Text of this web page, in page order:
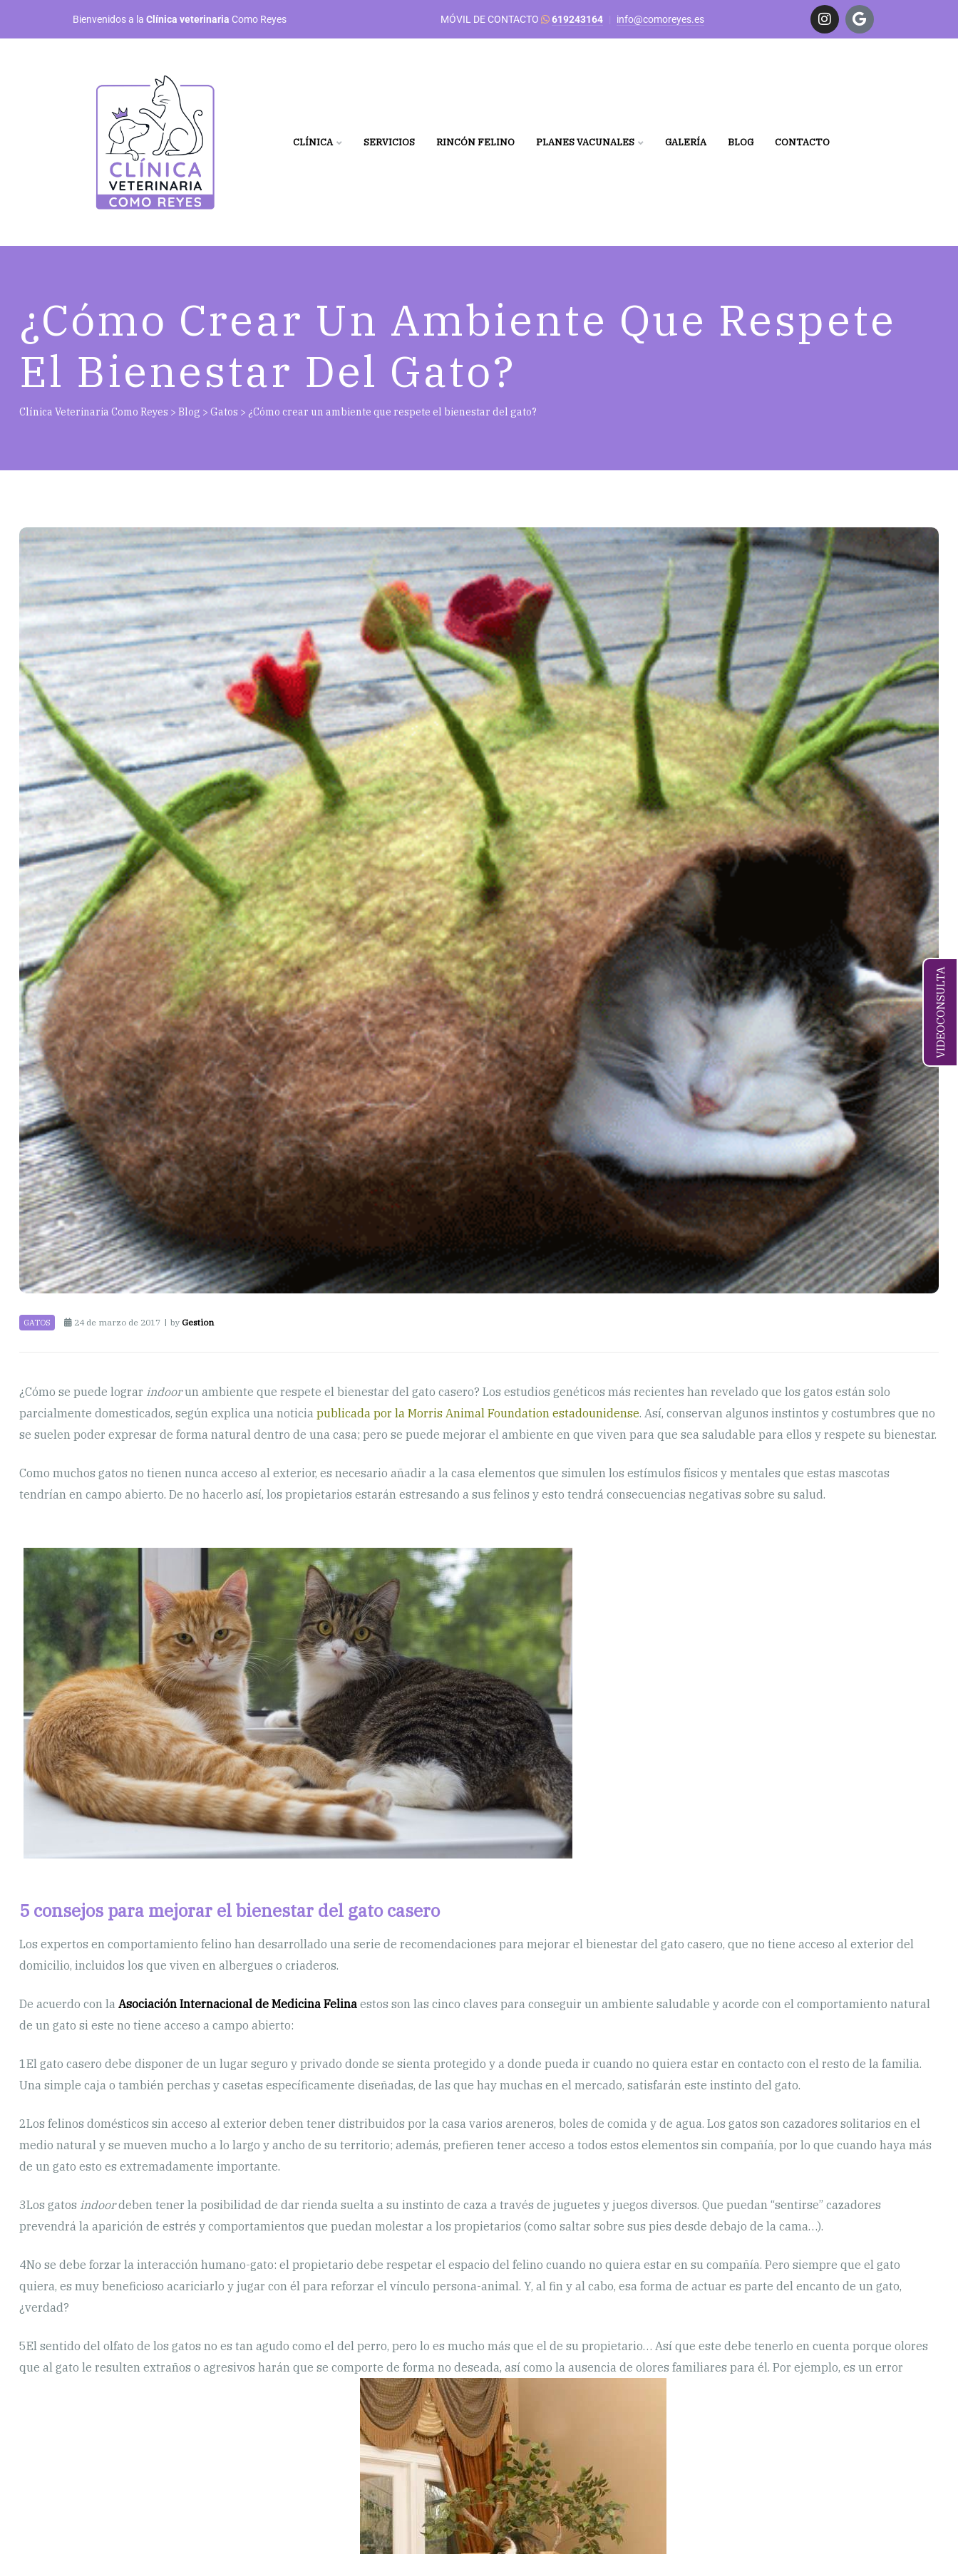
VIDEOCONSULTA
Bienvenidos a la Clínica veterinaria Como Reyes MÓVIL DE CONTACTO 619243164 info@comoreyes.es
CLÍNICA SERVICIOS RINCÓN FELINO PLANES VACUNALES GALERÍA BLOG CONTACTO
¿Cómo Crear Un Ambiente Que Respete
El Bienestar Del Gato?
Clínica Veterinaria Como Reyes > Blog > Gatos > ¿Cómo crear un ambiente que respete el bienestar del gato?
GATOS 24 de marzo de 2017 by Gestion
¿Cómo se puede lograr indoorun ambiente que respete el bienestar del gato casero? Los estudios genéticos más recientes han revelado que los gatos están solo
parcialmente domesticados, según explica una noticia publicada por la Morris Animal Foundation estadounidense. Así, conservan algunos instintos y costumbres que no
se suelen poder expresar de forma natural dentro de una casa; pero se puede mejorar el ambiente en que viven para que sea saludable para ellos y respete su bienestar.
Como muchos gatos no tienen nunca acceso al exterior, es necesario añadir a la casa elementos que simulen los estímulos físicos y mentales que estas mascotas
tendrían en campo abierto. De no hacerlo así, los propietarios estarán estresando a sus felinos y esto tendrá consecuencias negativas sobre su salud.
5 consejos para mejorar el bienestar del gato casero
Los expertos en comportamiento felino han desarrollado una serie de recomendaciones para mejorar el bienestar del gato casero, que no tiene acceso al exterior del
domicilio, incluidos los que viven en albergues o criaderos.
De acuerdo con la Asociación Internacional de Medicina Felina estos son las cinco claves para conseguir un ambiente saludable y acorde con el comportamiento natural
de un gato si este no tiene acceso a campo abierto:
1El gato casero debe disponer de un lugar seguro y privado donde se sienta protegido y a donde pueda ir cuando no quiera estar en contacto con el resto de la familia.
Una simple caja o también perchas y casetas específicamente diseñadas, de las que hay muchas en el mercado, satisfarán este instinto del gato.
2Los felinos domésticos sin acceso al exterior deben tener distribuidos por la casa varios areneros, boles de comida y de agua. Los gatos son cazadores solitarios en el
medio natural y se mueven mucho a lo largo y ancho de su territorio; además, prefieren tener acceso a todos estos elementos sin compañía, por lo que cuando haya más
de un gato esto es extremadamente importante.
3Los gatos indoordeben tener la posibilidad de dar rienda suelta a su instinto de caza a través de juguetes y juegos diversos. Que puedan “sentirse” cazadores
prevendrá la aparición de estrés y comportamientos que puedan molestar a los propietarios (como saltar sobre sus pies desde debajo de la cama…).
4No se debe forzar la interacción humano-gato: el propietario debe respetar el espacio del felino cuando no quiera estar en su compañía. Pero siempre que el gato
quiera, es muy beneficioso acariciarlo y jugar con él para reforzar el vínculo persona-animal. Y, al fin y al cabo, esa forma de actuar es parte del encanto de un gato,
¿verdad?
5El sentido del olfato de los gatos no es tan agudo como el del perro, pero lo es mucho más que el de su propietario… Así que este debe tenerlo en cuenta porque olores
que al gato le resulten extraños o agresivos harán que se comporte de forma no deseada, así como la ausencia de olores familiares para él. Por ejemplo, es un error